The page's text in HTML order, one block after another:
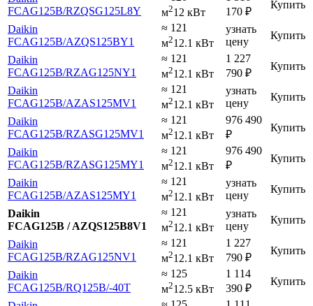
FCAG125B/RZQSG125L8Y
м212 кВт
170 ₽
Купить
Daikin
FCAG125B/AZQS125BY1
≈ 121
м212.1 кВт
узнать
цену
Купить
Daikin
FCAG125B/RZAG125NY1
≈ 121
м212.1 кВт
1 227
790 ₽
Купить
Daikin
FCAG125B/AZAS125MV1
≈ 121
м212.1 кВт
узнать
цену
Купить
Daikin
FCAG125B/RZASG125MV1
≈ 121
м212.1 кВт
976 490
₽
Купить
Daikin
FCAG125B/RZASG125MY1
≈ 121
м212.1 кВт
976 490
₽
Купить
Daikin
FCAG125B/AZAS125MY1
≈ 121
м212.1 кВт
узнать
цену
Купить
Daikin
FCAG125B / AZQS125B8V1
≈ 121
м212.1 кВт
узнать
цену
Купить
Daikin
FCAG125B/RZAG125NV1
≈ 121
м212.1 кВт
1 227
790 ₽
Купить
Daikin
FCAG125B/RQ125B/-40T
≈ 125
м212.5 кВт
1 114
390 ₽
Купить